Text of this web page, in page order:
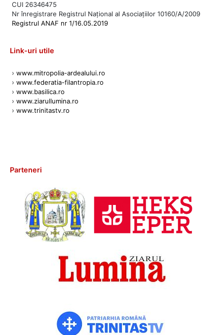
CUI 26346475
Nr înregistrare Registrul Național al Asociațiilor 10160/A/2009
Registrul ANAF nr 1/16.05.2019
Link-uri utile
› www.mitropolia-ardealului.ro
› www.federatia-filantropia.ro
› www.basilica.ro
› www.ziarullumina.ro
› www.trinitastv.ro
Parteneri